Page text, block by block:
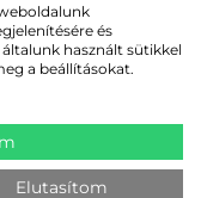
és
használt sütikkel
a beállításokat.
Elutasítom